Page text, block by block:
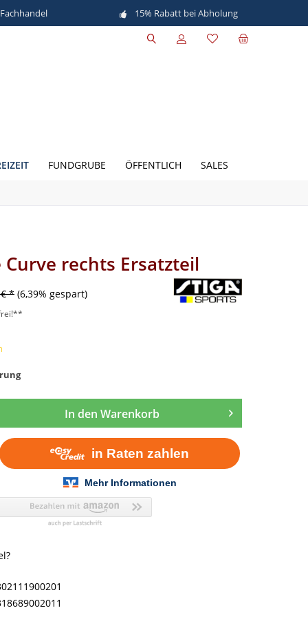
15% Rabatt bei Abholung
FUNDGRUBE ÖFFENTLICH SALES
Curve rechts Ersatzteil
* (6,39% gespart)
In den Warenkorb